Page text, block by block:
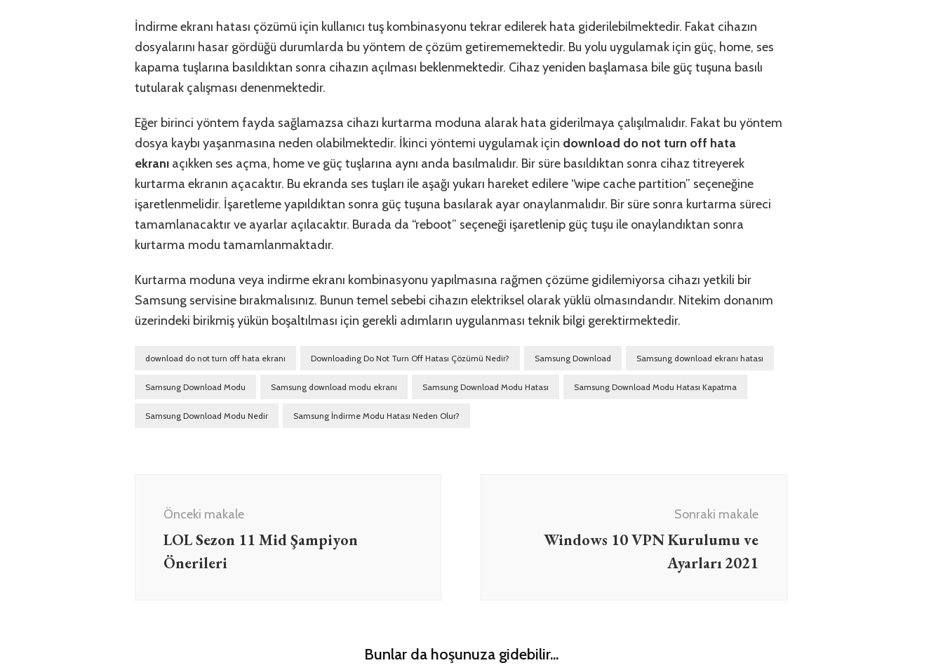
İndirme ekranı hatası çözümü için kullanıcı tuş kombinasyonu tekrar edilerek hata giderilebilmektedir. Fakat cihazın
dosyalarını hasar gördüğü durumlarda bu yöntem de çözüm getirememektedir. Bu yolu uygulamak için güç, home, ses
kapama tuşlarına basıldıktan sonra cihazın açılması beklenmektedir. Cihaz yeniden başlamasa bile güç tuşuna basılı
tutularak çalışması denenmektedir.
Eğer birinci yöntem fayda sağlamazsa cihazı kurtarma moduna alarak hata giderilmaya çalışılmalıdır. Fakat bu yöntem
dosya kaybı yaşanmasına neden olabilmektedir. İkinci yöntemi uygulamak için download do not turn off hata
ekranı açıkken ses açma, home ve güç tuşlarına aynı anda basılmalıdır. Bir süre basıldıktan sonra cihaz titreyerek
kurtarma ekranın açacaktır. Bu ekranda ses tuşları ile aşağı yukarı hareket edilere “wipe cache partition” seçeneğine
işaretlenmelidir. İşaretleme yapıldıktan sonra güç tuşuna basılarak ayar onaylanmalıdır. Bir süre sonra kurtarma süreci
tamamlanacaktır ve ayarlar açılacaktır. Burada da “reboot” seçeneği işaretlenip güç tuşu ile onaylandıktan sonra
kurtarma modu tamamlanmaktadır.
Kurtarma moduna veya indirme ekranı kombinasyonu yapılmasına rağmen çözüme gidilemiyorsa cihazı yetkili bir
Samsung servisine bırakmalısınız. Bunun temel sebebi cihazın elektriksel olarak yüklü olmasındandır. Nitekim donanım
üzerindeki birikmiş yükün boşaltılması için gerekli adımların uygulanması teknik bilgi gerektirmektedir.
download do not turn off hata ekranı Downloading Do Not Turn Off Hatası Çözümü Nedir? Samsung Download Samsung download ekranı hatası
Samsung Download Modu Samsung download modu ekranı Samsung Download Modu Hatası Samsung Download Modu Hatası Kapatma
Samsung Download Modu Nedir Samsung İndirme Modu Hatası Neden Olur?
dolaşımı
Önceki makale
LOL Sezon 11 Mid Şampiyon
Önerileri
Sonraki makale
Windows 10 VPN Kurulumu ve
Ayarları 2021
Bunlar da hoşunuza gidebilir...
Teknoloji